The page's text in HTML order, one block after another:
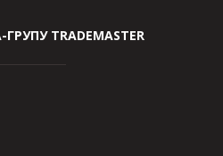
TRADEMASTER